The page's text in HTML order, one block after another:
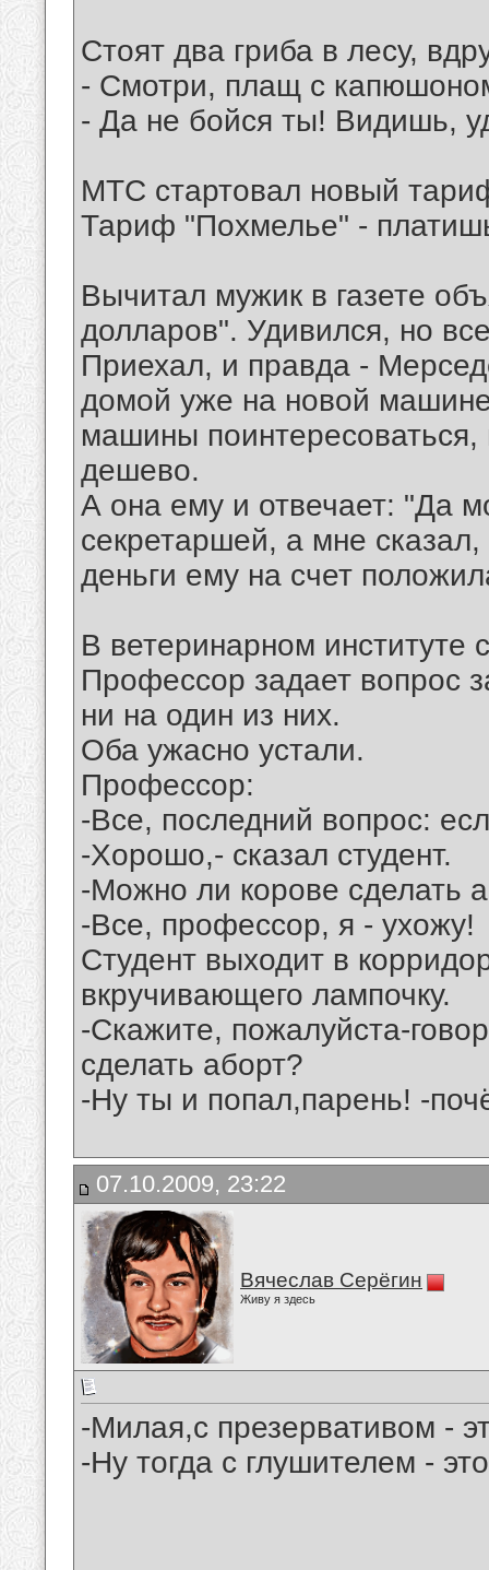
Стоят два гриба в лесу,
- Смотри, плащ с
- Да не бойся ты! Видишь,
МТС стартовал новый
Тариф "Похмелье" -
Вычитал мужик в газете
долларов". Удивился, но
Приехал, и правда -
домой уже на новой
машины
дешево.
А она ему и отвечает: "Да
секретаршей, а мне
деньги ему на счет
В ветеринарном институте
Профеccор задает вопрос
ни на один из них.
Оба ужасно устали.
Професcор:
-Все, последний вопрос:
-Хорошо,- сказал студент.
-Можно ли корове сделать
-Все, профессор, я - ухожу!
Студент выходит в
вкручивающего лампочку.
-Скажите, пожалуйста-
сделать аборт?
-Ну ты и попал,парень! -
07.10.2009, 23:22
Вячеслав Серёгин
Живу я здесь
-Милая,с презервативом -
-Ну тогда с глушителем -